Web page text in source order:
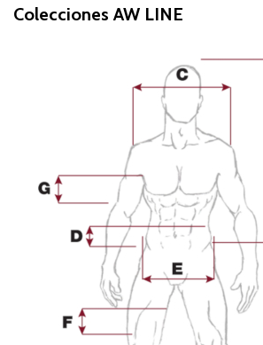
Colecciones AW LINE